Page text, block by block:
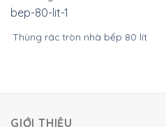
Thùng rác tròn nhà bếp 80 lít
GIỚI THIỆU